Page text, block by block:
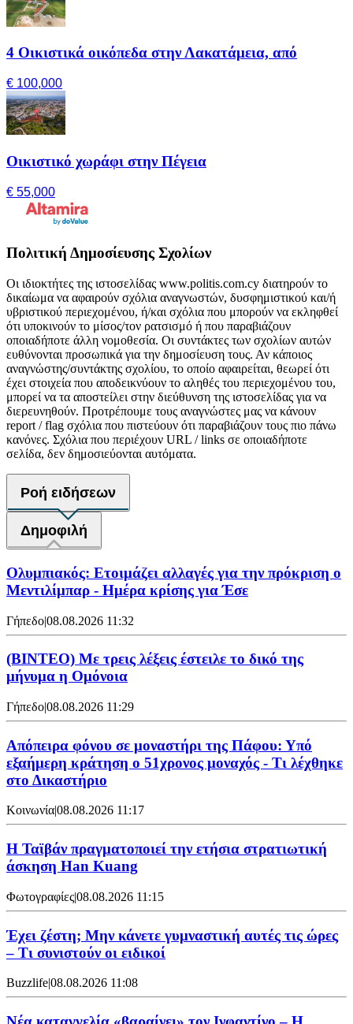
4 Οικιστικά οικόπεδα στην Λακατάμεια, από
€ 100,000
Οικιστικό χωράφι στην Πέγεια
€ 55,000
Πολιτική Δημοσίευσης Σχολίων
Οι ιδιοκτήτες της ιστοσελίδας www.politis.com.cy διατηρούν το
δικαίωμα να αφαιρούν σχόλια αναγνωστών, δυσφημιστικού και/ή
υβριστικού περιεχομένου, ή/και σχόλια που μπορούν να εκληφθεί
ότι υποκινούν το μίσος/τον ρατσισμό ή που παραβιάζουν
οποιαδήποτε άλλη νομοθεσία. Οι συντάκτες των σχολίων αυτών
ευθύνονται προσωπικά για την δημοσίευση τους. Αν κάποιος
αναγνώστης/συντάκτης σχολίου, το οποίο αφαιρείται, θεωρεί ότι
έχει στοιχεία που αποδεικνύουν το αληθές του περιεχομένου του,
μπορεί να τα αποστείλει στην διεύθυνση της ιστοσελίδας για να
διερευνηθούν. Προτρέπουμε τους αναγνώστες μας να κάνουν
report / flag σχόλια που πιστεύουν ότι παραβιάζουν τους πιο πάνω
κανόνες. Σχόλια που περιέχουν URL / links σε οποιαδήποτε
σελίδα, δεν δημοσιεύονται αυτόματα.
Ροή ειδήσεων
Δημοφιλή
Ολυμπιακός: Ετοιμάζει αλλαγές για την πρόκριση ο
Μεντιλίμπαρ - Ημέρα κρίσης για Έσε
Γήπεδο|08.08.2026 11:32
(ΒΙΝΤΕΟ) Με τρεις λέξεις έστειλε το δικό της
μήνυμα η Ομόνοια
Γήπεδο|08.08.2026 11:29
Απόπειρα φόνου σε μοναστήρι της Πάφου: Υπό
εξαήμερη κράτηση ο 51χρονος μοναχός - Τι λέχθηκε
στο Δικαστήριο
Κοινωνία|08.08.2026 11:17
Η Ταϊβάν πραγματοποιεί την ετήσια στρατιωτική
άσκηση Han Kuang
Φωτογραφίες|08.08.2026 11:15
Έχει ζέστη; Μην κάνετε γυμναστική αυτές τις ώρες
– Τι συνιστούν οι ειδικοί
Buzzlife|08.08.2026 11:08